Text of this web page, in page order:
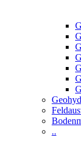
..